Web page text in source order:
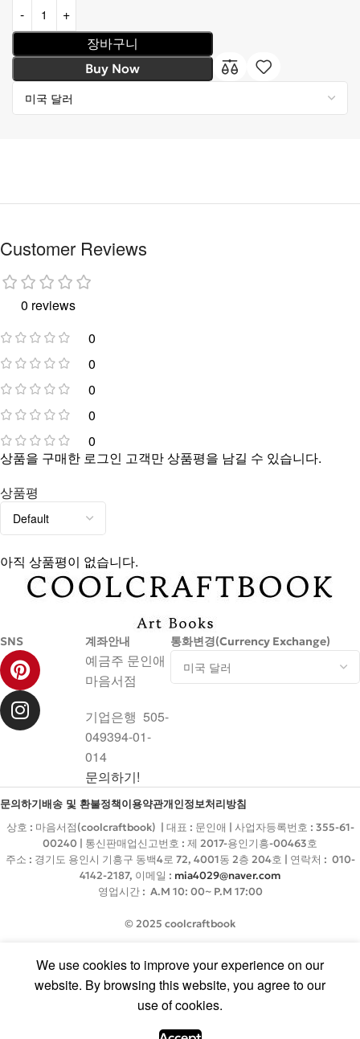
장바구니
Buy Now
Customer Reviews
0 reviews
0
0
0
0
0
상품평
아직 상품평이 없습니다.
상품을 구매한 로그인 고객만 상품평을 남길 수 있습니다.
SNS 계좌안내
예금주 문인애
마음서점
기업은행 505-
049394-01-
014
문의하기!
통화변경(Currency Exchange)
문의하기배송 및 환불정책이용약관개인정보처리방침
상호 : 마음서점(coolcraftbook) | 대표 : 문인애 | 사업자등록번호 : 355-61-
00240 | 통신판매업신고번호 : 제 2017-용인기흥-00463호
주소 : 경기도 용인시 기흥구 동백4로 72, 4001동 2층 204호 | 연락처 : 010-
4142-2187, 이메일 : mia4029@naver.com
영업시간 : A.M 10: 00~ P.M 17:00
© 2025 coolcraftbook
We use cookies to improve your experience on our
website. By browsing this website, you agree to our
use of cookies.